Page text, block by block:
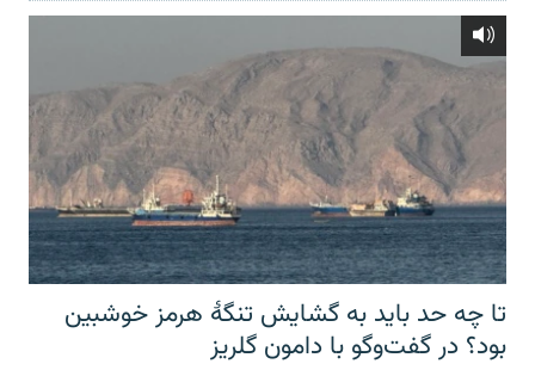
تا چه حد باید به گشایش تنگهٔ هرمز خوشبین
بود؟ در گفت‌وگو با دامون گلریز